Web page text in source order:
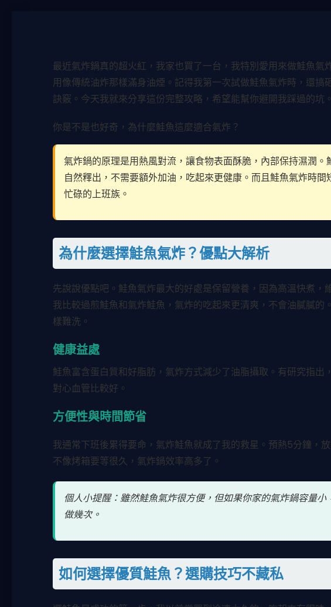
最近氣炸鍋真的超火紅，我家也買了一台，我特別愛用來做鮭魚氣
用像傳統油炸那樣滿身油煙。記得我第一次試做鮭魚氣炸時，還搞
訣竅。今天我就來分享這份完整攻略，希望能幫你避開我踩過的坑。
你是不是也好奇，為什麼鮭魚這麼適合氣炸？
氣炸鍋的原理是用熱風對流，讓食物表面酥脆，內部保持濕潤
自然釋出，不需要額外加油，吃起來更健康。而且鮭魚氣炸時
忙碌的上班族。
為什麼選擇鮭魚氣炸？優點大解析
先說說優點吧。鮭魚氣炸最大的好處是保留營養，因為高溫快煮
我比較過煎鮭魚和氣炸鮭魚，氣炸的吃起來更清爽，不會油膩膩的
樣難洗。
健康益處
鮭魚富含蛋白質和好脂肪，氣炸方式減少了油脂攝取。有研究指出
對心血管比較好。
方便性與時間節省
我通常下班後累得要命，氣炸鮭魚就成了我的救星。預熱5分鐘，
不像烤箱要等很久，氣炸鍋效率高多了。
個人小提醒：雖然鮭魚氣炸很方便，但如果你家的氣炸鍋容量
做幾次。
如何選擇優質鮭魚？選購技巧不藏私